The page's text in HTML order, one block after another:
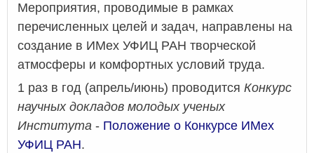
Мероприятия, проводимые в рамках
перечисленных целей и задач, направлены на
создание в ИМех УФИЦ РАН творческой
атмосферы и комфортных условий труда.
1 раз в год (апрель/июнь) проводится Конкурс
научных докладов молодых ученых
Института - Положение о Конкурсе ИМех
УФИЦ РАН.